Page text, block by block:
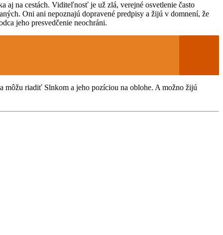
aj na cestách. Viditeľnosť je už zlá, verejné osvetlenie často
Oni ani nepoznajú dopravené predpisy a žijú v domnení, že
jeho presvedčenie neochráni.
môžu riadiť Slnkom a jeho pozíciou na oblohe. A možno žijú